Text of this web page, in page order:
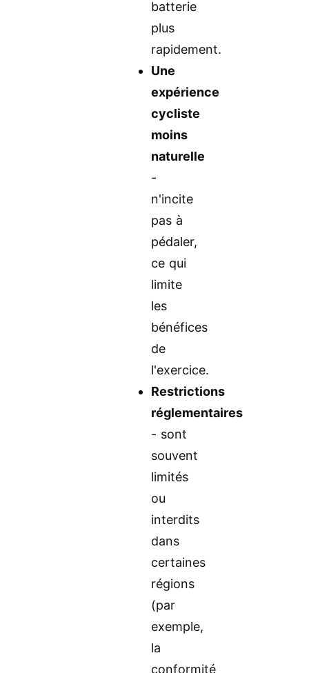
batterie
plus
rapidement.
Une
expérience
cycliste
moins
naturelle
-
n'incite
pas à
pédaler,
ce qui
limite
les
bénéfices
de
l'exercice.
Restrictions
réglementaires
- sont
souvent
limités
ou
interdits
dans
certaines
régions
(par
exemple,
la
conformité